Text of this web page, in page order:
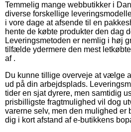
Temmelig mange webbutikker i
diverse forskellige
i vore dage at afsende til en
hente de købte produkter den dag
Leveringsmetoden er nemlig i høj
tilfælde ydermere den mest
af .
Du kunne tillige overveje at vælge
ud på din arbejdsplads.
tider en sjat dyrere, men samtidig
prisbilligste fragtmulighed vil dog
varerne selv, men den mulighed er
dig i kort afstand af e-butikkens